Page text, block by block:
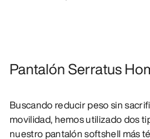
Pantalón Serratus
Buscando reducir peso sin
movilidad, hemos utilizado dos
nuestro pantalón softshell más